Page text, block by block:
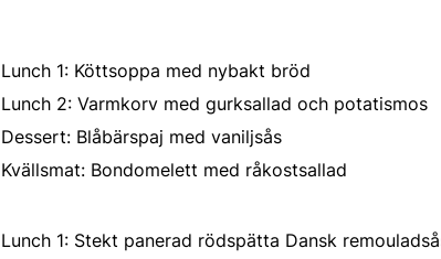
Lunch 1: Köttsoppa med nybakt bröd
Lunch 2: Varmkorv med gurksallad och potatismos
Dessert: Blåbärspaj med vaniljsås
Kvällsmat: Bondomelett med råkostsallad
Lunch 1: Stekt panerad rödspätta Dansk